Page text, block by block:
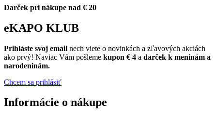
Darček pri nákupe nad € 20
eKAPO KLUB
Prihláste svoj email nech viete o novinkách a zľavových akciách
ako prvý! Naviac Vám pošleme kupon € 4 a darček k meninám a
narodeninám.
Chcem sa prihlásiť
Informácie o nákupe